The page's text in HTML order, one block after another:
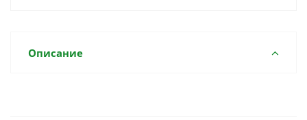
Описание